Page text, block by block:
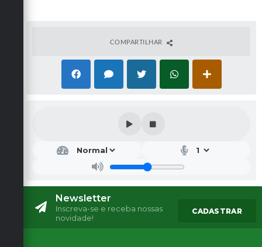
COMPARTILHAR
Newsletter
Inscreva-se e receba nossas
novidade!
CADASTRAR